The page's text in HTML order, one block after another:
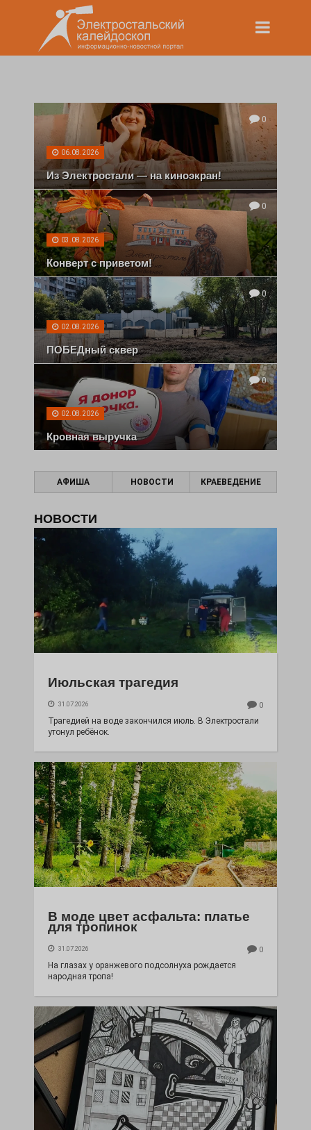
0
06.08.2026
Из Электростали — на киноэкран!
0
03.08.2026
Конверт с приветом!
0
02.08.2026
ПОБЕДный сквер
0
02.08.2026
Кровная выручка
АФИША НОВОСТИ КРАЕВЕДЕНИЕ
НОВОСТИ
Июльская трагедия
31.07.2026 0
Трагедией на воде закончился июль. В Электростали
утонул ребёнок.
В моде цвет асфальта: платье
для тропинок
31.07.2026 0
На глазах у оранжевого подсолнуха рождается
народная тропа!